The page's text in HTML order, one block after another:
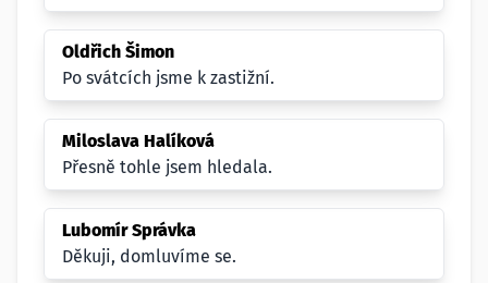
Oldřich Šimon
Po svátcích jsme k zastižní.
Miloslava Halíková
Přesně tohle jsem hledala.
Lubomír Správka
Děkuji, domluvíme se.